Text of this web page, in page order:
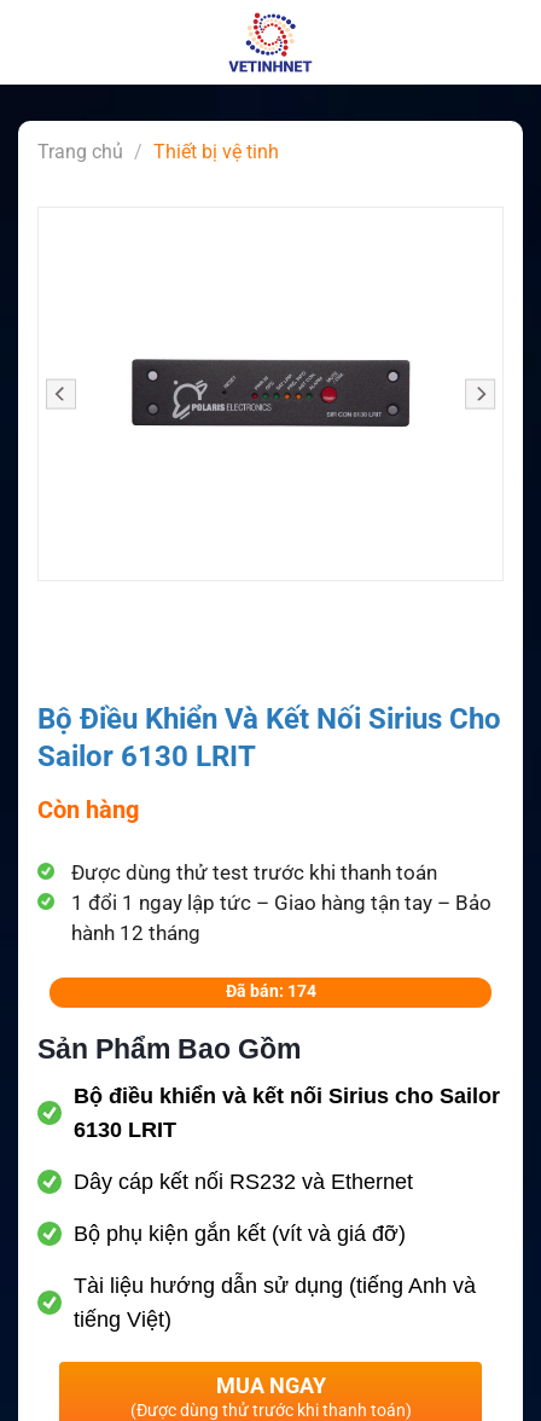
Trang chủ / Thiết bị vệ tinh
Bộ Điều Khiển Và Kết Nối Sirius Cho
Sailor 6130 LRIT
Còn hàng
Được dùng thử test trước khi thanh toán
1 đổi 1 ngay lập tức – Giao hàng tận tay – Bảo
hành 12 tháng
Đã bán: 174
Sản Phẩm Bao Gồm
Bộ điều khiển và kết nối Sirius cho Sailor
6130 LRIT
Dây cáp kết nối RS232 và Ethernet
Bộ phụ kiện gắn kết (vít và giá đỡ)
Tài liệu hướng dẫn sử dụng (tiếng Anh và
tiếng Việt)
MUA NGAY
(Được dùng thử trước khi thanh toán)